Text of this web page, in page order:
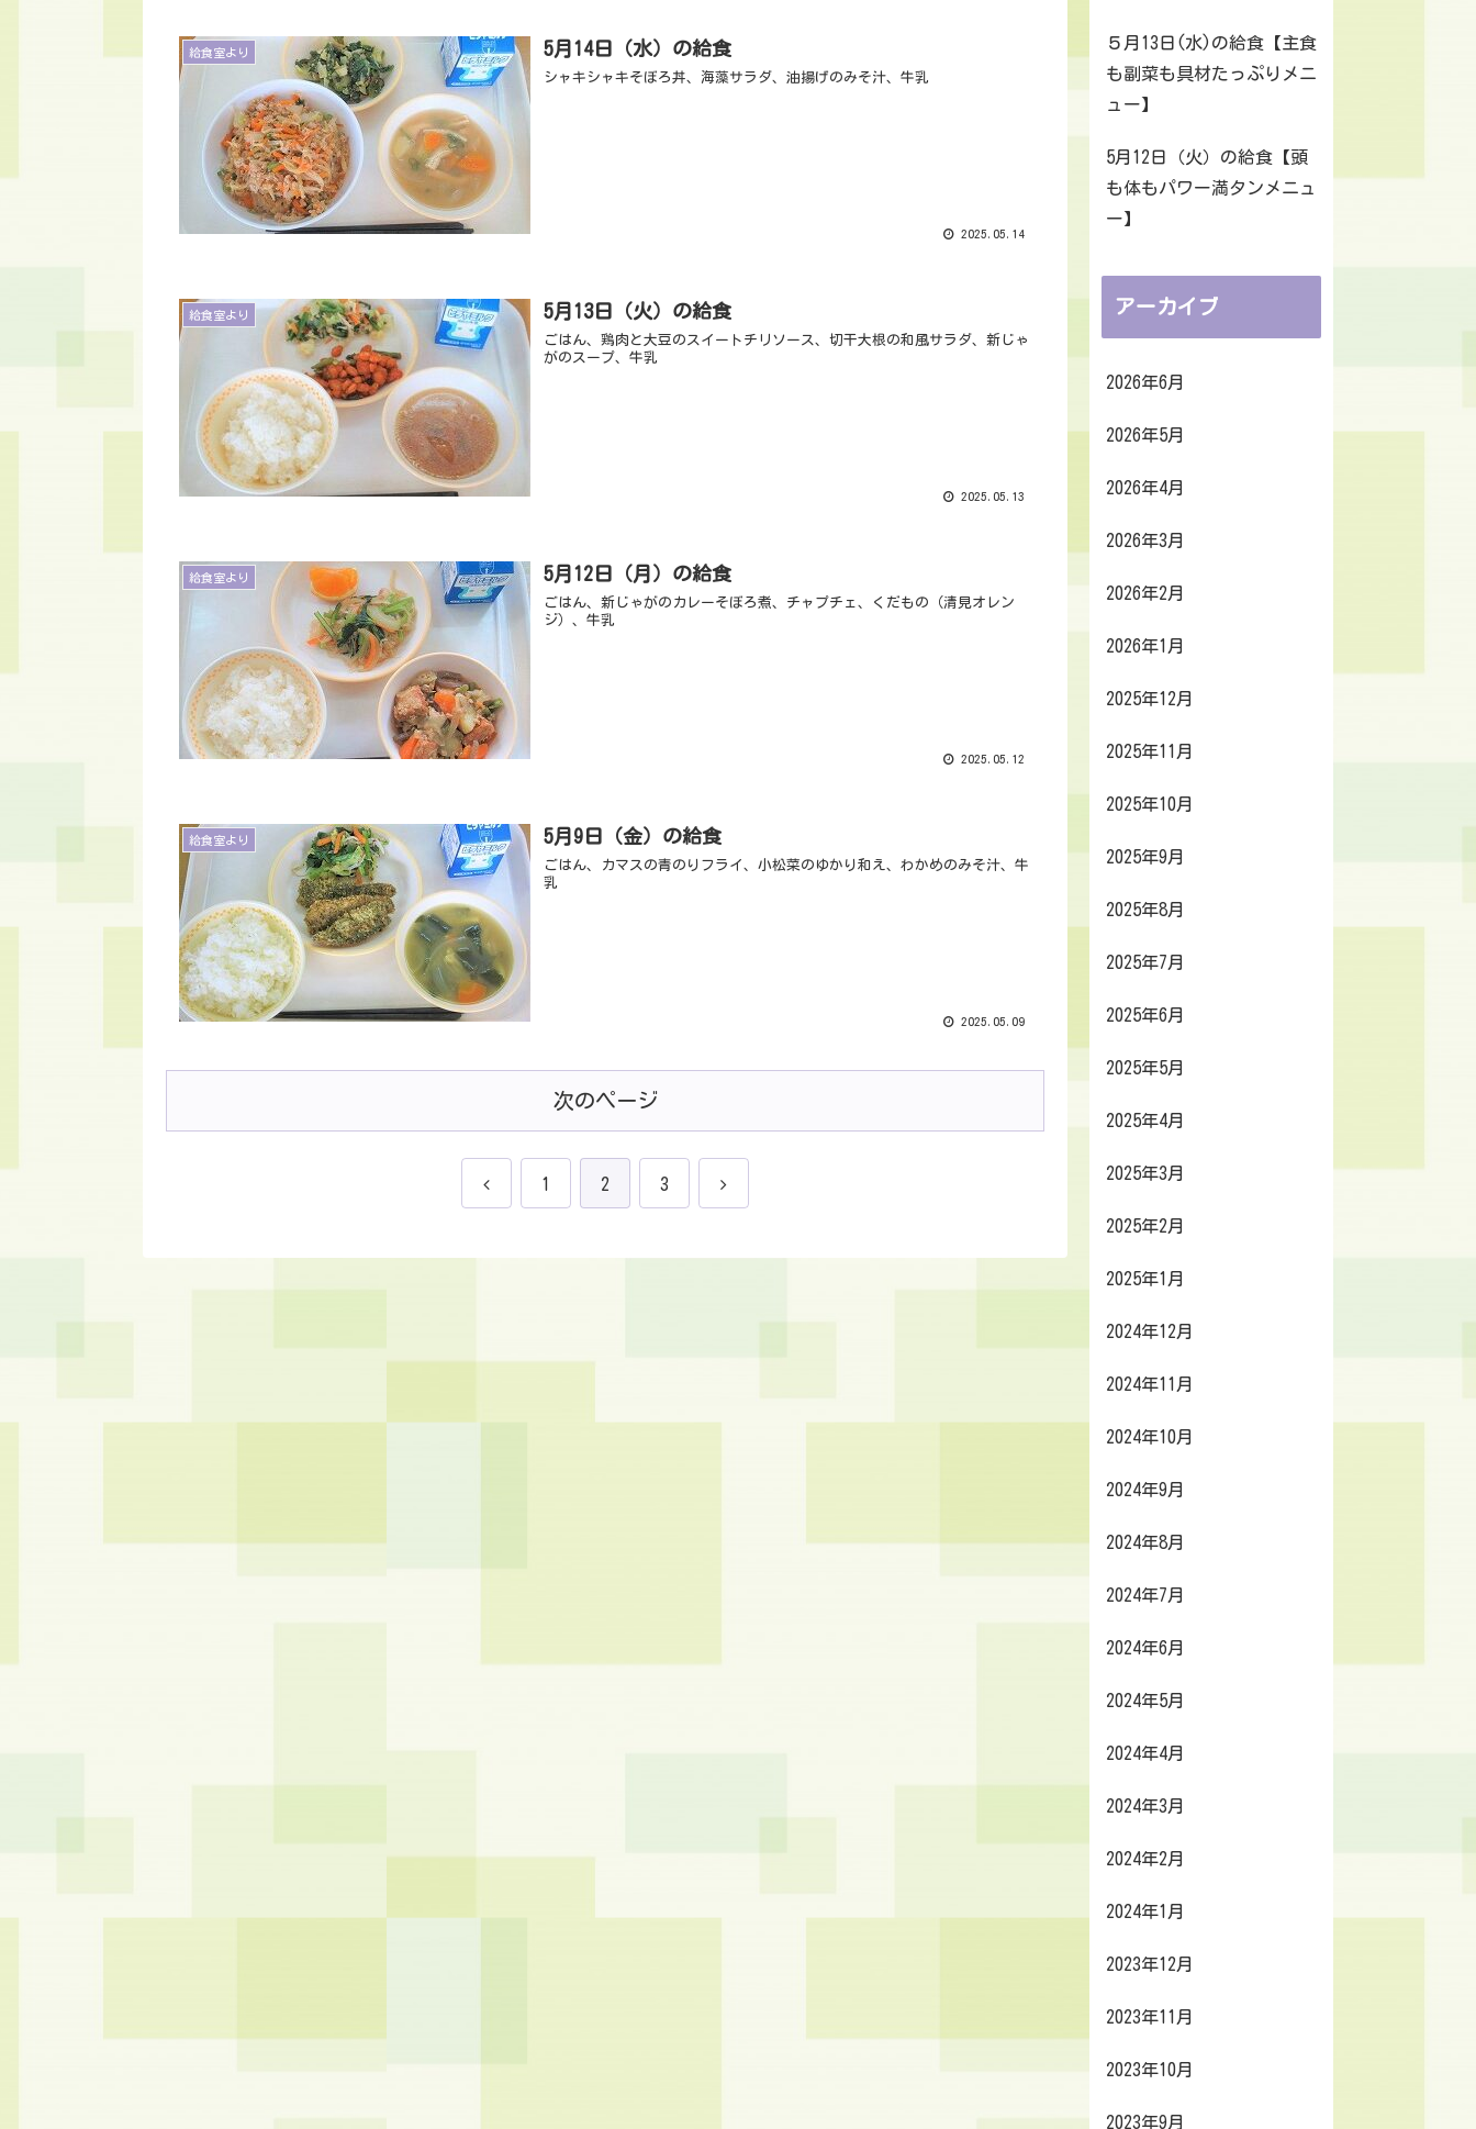
給食室より 5月14日（水）の給食
シャキシャキそぼろ丼、海藻サラダ、油揚げのみそ汁、牛乳
2025.05.14
給食室より 5月13日（火）の給食
ごはん、鶏肉と大豆のスイートチリソース、切干大根の和風サラダ、新じゃ
がのスープ、牛乳
2025.05.13
給食室より 5月12日（月）の給食
ごはん、新じゃがのカレーそぼろ煮、チャプチェ、くだもの（清見オレン
ジ）、牛乳
2025.05.12
給食室より 5月9日（金）の給食
ごはん、カマスの青のりフライ、小松菜のゆかり和え、わかめのみそ汁、牛
乳
2025.05.09
次のページ
1 2 3
５月13日(水)の給食【主食
も副菜も具材たっぷりメニ
ュー】
5月12日（火）の給食【頭
も体もパワー満タンメニュ
ー】
アーカイブ
2026年6月
2026年5月
2026年4月
2026年3月
2026年2月
2026年1月
2025年12月
2025年11月
2025年10月
2025年9月
2025年8月
2025年7月
2025年6月
2025年5月
2025年4月
2025年3月
2025年2月
2025年1月
2024年12月
2024年11月
2024年10月
2024年9月
2024年8月
2024年7月
2024年6月
2024年5月
2024年4月
2024年3月
2024年2月
2024年1月
2023年12月
2023年11月
2023年10月
2023年9月